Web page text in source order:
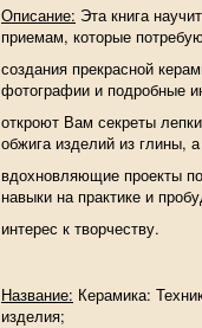
Описание: Эта книга
приемам, которые
создания прекрасной
фотографии и подробные
откроют Вам секреты
обжига изделий из глины, а
вдохновляющие проекты
навыки на практике и
интерес к творчеству.
Название: Керамика:
изделия;